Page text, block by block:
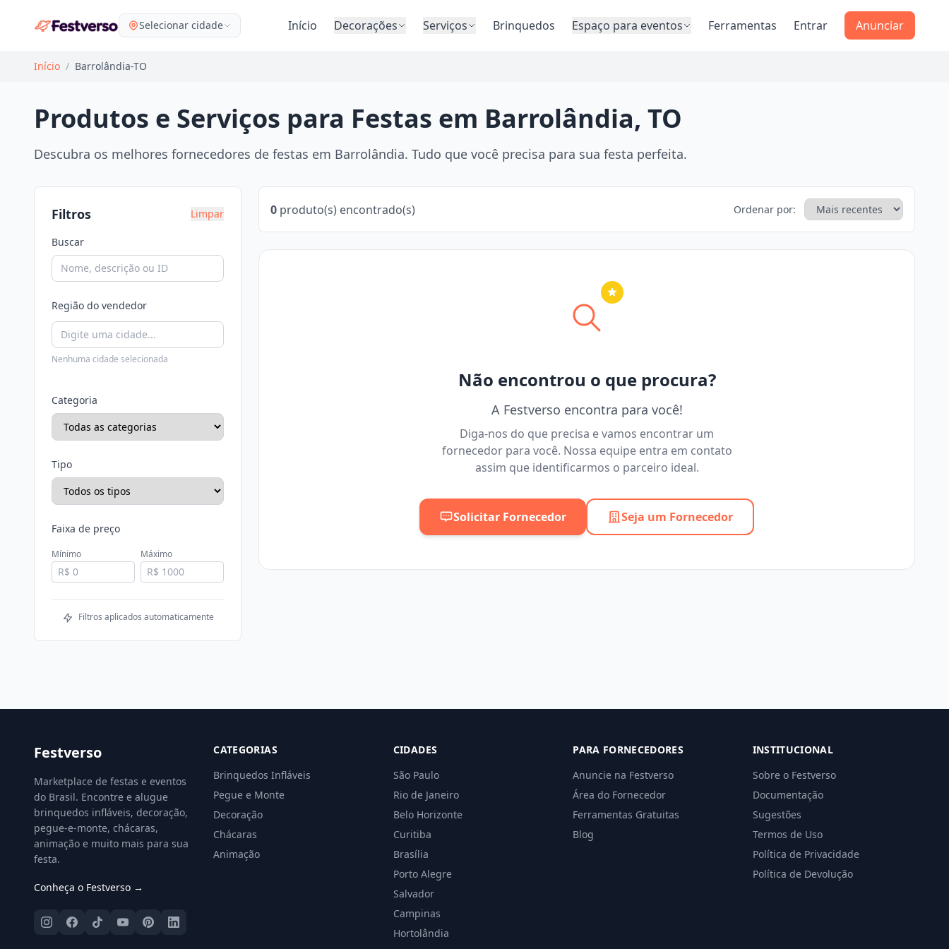
Selecionar cidade Início Decorações Serviços Brinquedos Espaço para eventos Ferramentas Entrar Anunciar
Início / Barrolândia-TO
Produtos e Serviços para Festas em Barrolândia, TO
Descubra os melhores fornecedores de festas em Barrolândia. Tudo que você precisa para sua festa perfeita.
Filtros Limpar
Buscar
Região do vendedor
Nenhuma cidade selecionada
Categoria
Tipo
Faixa de preço
Mínimo Máximo
Filtros aplicados automaticamente
0 produto(s) encontrado(s) Ordenar por:
Não encontrou o que procura?
A Festverso encontra para você!
Diga-nos do que precisa e vamos encontrar um
fornecedor para você. Nossa equipe entra em contato
assim que identificarmos o parceiro ideal.
Solicitar Fornecedor Seja um Fornecedor
Festverso
Marketplace de festas e eventos
do Brasil. Encontre e alugue
brinquedos infláveis, decoração,
pegue-e-monte, chácaras,
animação e muito mais para sua
festa.
Conheça o Festverso →
CATEGORIAS
Brinquedos Infláveis
Pegue e Monte
Decoração
Chácaras
Animação
CIDADES
São Paulo
Rio de Janeiro
Belo Horizonte
Curitiba
Brasília
Porto Alegre
Salvador
Campinas
Hortolândia
PARA FORNECEDORES
Anuncie na Festverso
Área do Fornecedor
Ferramentas Gratuitas
Blog
INSTITUCIONAL
Sobre o Festverso
Documentação
Sugestões
Termos de Uso
Política de Privacidade
Política de Devolução